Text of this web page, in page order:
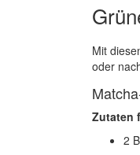
Mit
oder
Zutaten
2